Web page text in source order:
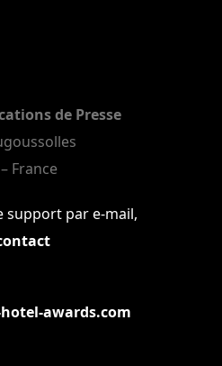
de Presse
France
support par e-mail,
awards.com